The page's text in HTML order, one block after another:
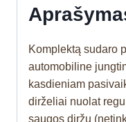
Komplektą sudaro
automobiline
kasdieniam
dirželiai nuolat
saugos diržu